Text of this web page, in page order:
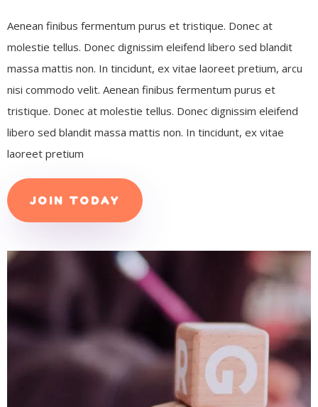
Aenean finibus fermentum purus et tristique. Donec at
molestie tellus. Donec dignissim eleifend libero sed blandit
massa mattis non. In tincidunt, ex vitae laoreet pretium, arcu
nisi commodo velit. Aenean finibus fermentum purus et
tristique. Donec at molestie tellus. Donec dignissim eleifend
libero sed blandit massa mattis non. In tincidunt, ex vitae
laoreet pretium
JOIN TODAY